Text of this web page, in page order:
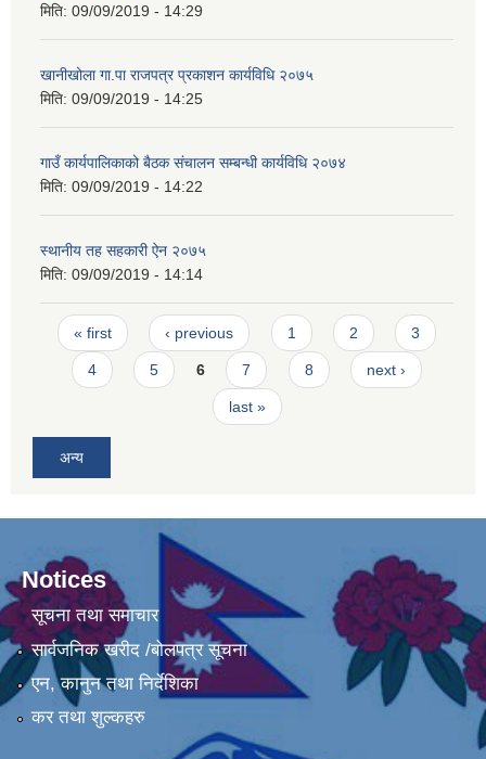
मिति: 09/09/2019 - 14:29
खानीखोला गा.पा राजपत्र प्रकाशन कार्यविधि २०७५
मिति: 09/09/2019 - 14:25
गाउँ कार्यपालिकाको बैठक संचालन सम्बन्धी कार्यविधि २०७४
मिति: 09/09/2019 - 14:22
स्थानीय तह सहकारी ऐन २०७५
मिति: 09/09/2019 - 14:14
Pages
« first ‹ previous 1 2 3
4 5 6 7 8 next ›
last »
अन्य
Notices
सूचना तथा समाचार
सार्वजनिक खरीद /बोलपत्र सूचना
एन, कानुन तथा निर्देशिका
कर तथा शुल्कहरु